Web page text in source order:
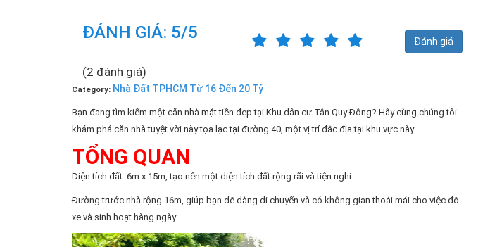
ĐÁNH GIÁ: 5/5
(2 đánh giá)
Đánh giá
Category: Nhà Đất TPHCM Từ 16 Đến 20 Tỷ
Bạn đang tìm kiếm một căn nhà mặt tiền đẹp tại Khu dân cư Tân Quy Đông? Hãy cùng chúng tôi
khám phá căn nhà tuyệt vời này tọa lạc tại đường 40, một vị trí đắc địa tại khu vực này.
TỔNG QUAN
Diện tích đất: 6m x 15m, tạo nên một diện tích đất rộng rãi và tiện nghi.
Đường trước nhà rộng 16m, giúp bạn dễ dàng di chuyển và có không gian thoải mái cho việc đỗ
xe và sinh hoạt hàng ngày.